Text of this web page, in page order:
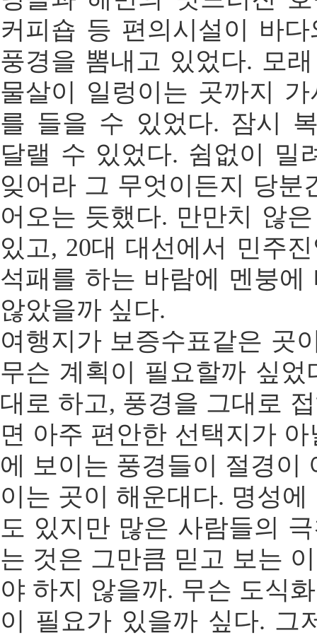
커피숍 등 편의시설이 바
풍경을 뽐내고 있었다. 모
물살이 일렁이는 곳까지
를 들을 수 있었다. 잠시
달랠 수 있었다. 쉼없이 밀
잊어라 그 무엇이든지 당분
어오는 듯했다. 만만치 않
있고, 20대 대선에서 민주
석패를 하는 바람에 멘붕에
않았을까 싶다.
여행지가 보증수표같은 곳
무슨 계획이 필요할까 싶었
대로 하고, 풍경을 그대로
면 아주 편안한 선택지가
에 보이는 풍경들이 절경이
이는 곳이 해운대다. 명성
도 있지만 많은 사람들의
는 것은 그만큼 믿고 보는
야 하지 않을까. 무슨 도식
이 필요가 있을까 싶다. 그